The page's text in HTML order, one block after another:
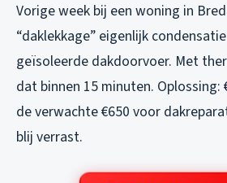
Vorige week bij een woning in
“daklekkage” eigenlijk
geïsoleerde dakdoorvoer. Met
dat binnen 15 minuten. Oplossing:
de verwachte €650 voor
blij verrast.